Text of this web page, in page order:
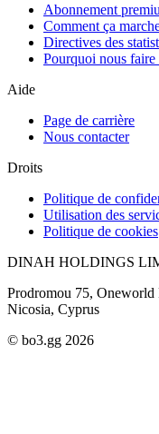
Abonnement
Comment ça
Directives des
Pourquoi nous faire
Aide
Page de carrière
Nous contacter
Droits
Politique de
Utilisation des
Politique de cookies
DINAH HOLDINGS
Prodromou 75,
Nicosia, Cyprus
© bo3.gg 2026